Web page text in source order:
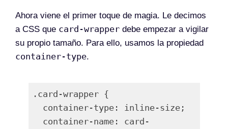
Ahora viene el primer toque de magia. Le decimos
a CSS que card-wrapper debe empezar a vigilar
su propio tamaño. Para ello, usamos la propiedad
container-type.
.card-wrapper {